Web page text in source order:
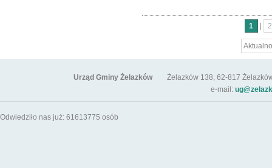
1 2
Urząd Gminy ŻelazkówŻelazków 138, 62-817 Żelazków
e-mail:
Odwiedziło nas już: 61613775 osób